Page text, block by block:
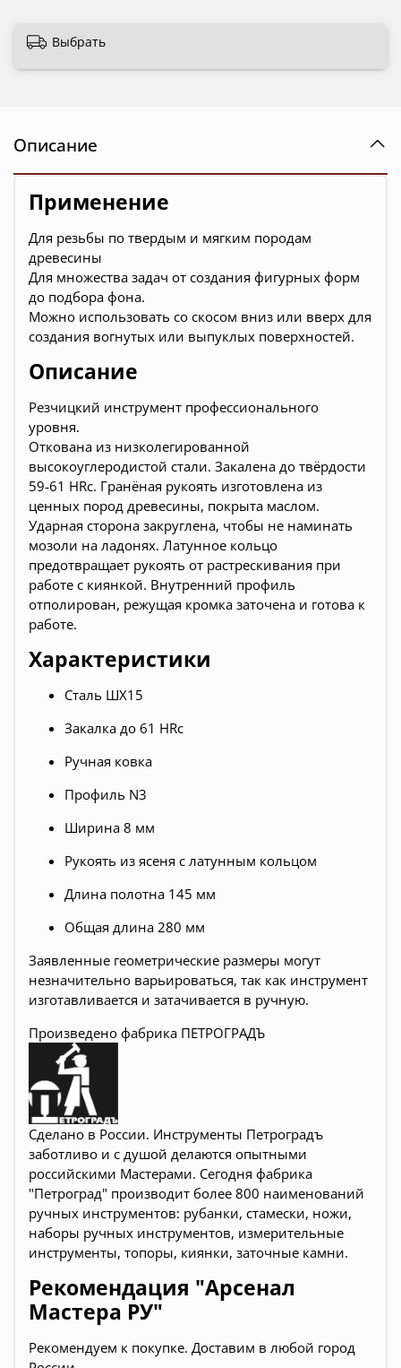
Выбрать
Описание
Применение
Для резьбы по твердым и мягким породам
древесины
Для множества задач от создания фигурных форм
до подбора фона.
Можно использовать со скосом вниз или вверх для
создания вогнутых или выпуклых поверхностей.
Описание
Резчицкий инструмент профессионального
уровня.
Откована из низколегированной
высокоуглеродистой стали. Закалена до твёрдости
59-61 HRc. Гранёная рукоять изготовлена из
ценных пород древесины, покрыта маслом.
Ударная сторона закруглена, чтобы не наминать
мозоли на ладонях. Латунное кольцо
предотвращает рукоять от растрескивания при
работе с киянкой. Внутренний профиль
отполирован, режущая кромка заточена и готова к
работе.
Характеристики
Сталь ШХ15
Закалка до 61 HRc
Ручная ковка
Профиль N3
Ширина 8 мм
Рукоять из ясеня с латунным кольцом
Длина полотна 145 мм
Общая длина 280 мм
Заявленные геометрические размеры могут
незначительно варьироваться, так как инструмент
изготавливается и затачивается в ручную.
Произведено фабрика ПЕТРОГРАДЪ
Сделано в России. Инструменты Петроградъ
заботливо и с душой делаются опытными
российскими Мастерами. Сегодня фабрика
"Петроград" производит более 800 наименований
ручных инструментов: рубанки, стамески, ножи,
наборы ручных инструментов, измерительные
инструменты, топоры, киянки, заточные камни.
Рекомендация "Арсенал
Мастера РУ"
Рекомендуем к покупке. Доставим в любой город